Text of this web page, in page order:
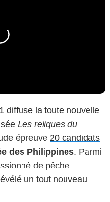
diffuse la toute nouvelle
Les reliques du
épreuve 20 candidats
des Philippines. Parmi
de pêche.
un tout nouveau